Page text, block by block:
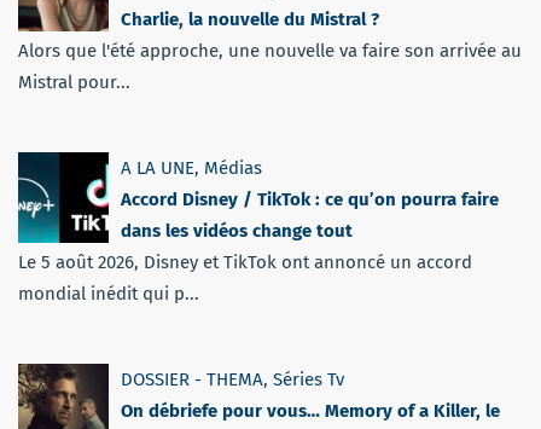
Charlie, la nouvelle du Mistral ?
Alors que l'été approche, une nouvelle va faire son arrivée au
Mistral pour...
A LA UNE, Médias
Accord Disney / TikTok : ce qu’on pourra faire
dans les vidéos change tout
Le 5 août 2026, Disney et TikTok ont annoncé un accord
mondial inédit qui p...
DOSSIER - THEMA, Séries Tv
On débriefe pour vous… Memory of a Killer, le